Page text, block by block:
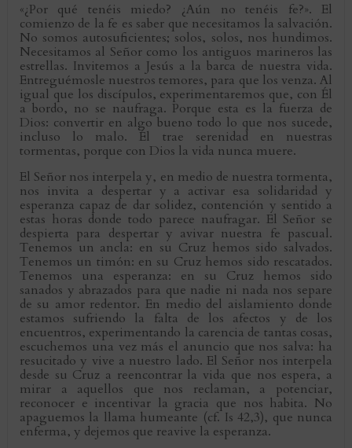
«¿Por qué tenéis miedo? ¿Aún no tenéis fe?». El
comienzo de la fe es saber que necesitamos la salvación.
No somos autosuficientes; solos, solos, nos hundimos.
Necesitamos al Señor como los antiguos marineros las
estrellas. Invitemos a Jesús a la barca de nuestra vida.
Entreguémosle nuestros temores, para que los venza. Al
igual que los discípulos, experimentaremos que, con Él
a bordo, no se naufraga. Porque esta es la fuerza de
Dios: convertir en algo bueno todo lo que nos sucede,
incluso lo malo. Él trae serenidad en nuestras
tormentas, porque con Dios la vida nunca muere.
El Señor nos interpela y, en medio de nuestra tormenta,
nos invita a despertar y a activar esa solidaridad y
esperanza capaz de dar solidez, contención y sentido a
estas horas donde todo parece naufragar. El Señor se
despierta para despertar y avivar nuestra fe pascual.
Tenemos un ancla: en su Cruz hemos sido salvados.
Tenemos un timón: en su Cruz hemos sido rescatados.
Tenemos una esperanza: en su Cruz hemos sido
sanados y abrazados para que nadie ni nada nos separe
de su amor redentor. En medio del aislamiento donde
estamos sufriendo la falta de los afectos y de los
encuentros, experimentando la carencia de tantas cosas,
escuchemos una vez más el anuncio que nos salva: ha
resucitado y vive a nuestro lado. El Señor nos interpela
desde su Cruz a reencontrar la vida que nos espera, a
mirar a aquellos que nos reclaman, a potenciar,
reconocer e incentivar la gracia que nos habita. No
apaguemos la llama humeante (cf. Is 42,3), que nunca
enferma, y dejemos que reavive la esperanza.